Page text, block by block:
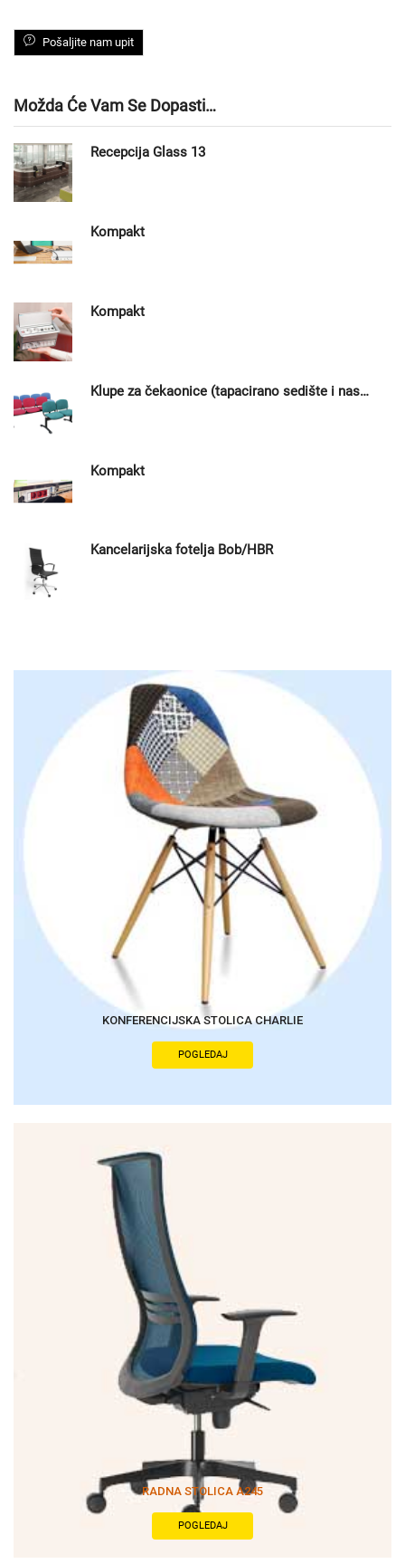
Pošaljite nam upit
Možda Će Vam Se Dopasti…
Recepcija Glass 13
Kompakt
Kompakt
Klupe za čekaonice (tapacirano sedište i naslon)
Kompakt
Kancelarijska fotelja Bob/HBR
KONFERENCIJSKA STOLICA CHARLIE
POGLEDAJ
RADNA STOLICA A245
POGLEDAJ